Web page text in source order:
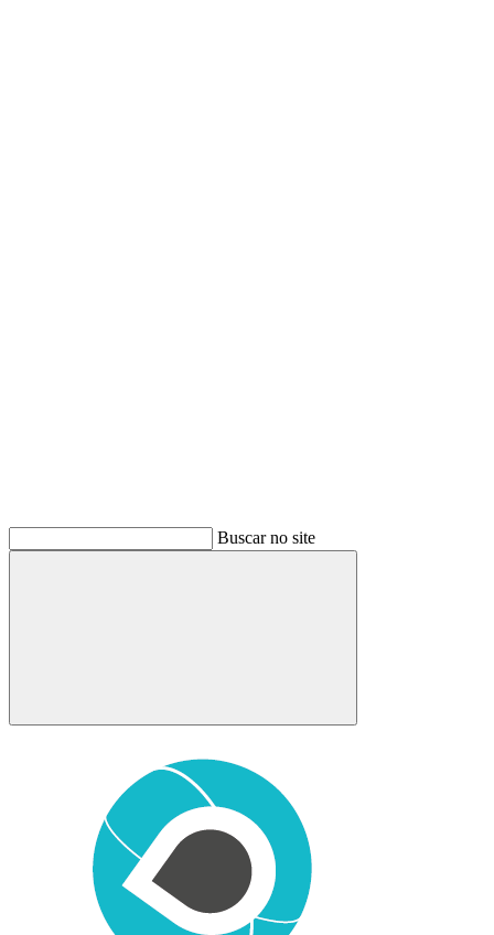
Buscar no site
Buscar